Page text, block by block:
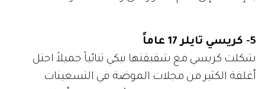
5- كريسي تايلر 17 عاماً
شكلت كريسي مع شقيقتها نيكي ثنائياً جميلاً احتل
أغلفة الكثير من مجلات الموضة في التسعينات.